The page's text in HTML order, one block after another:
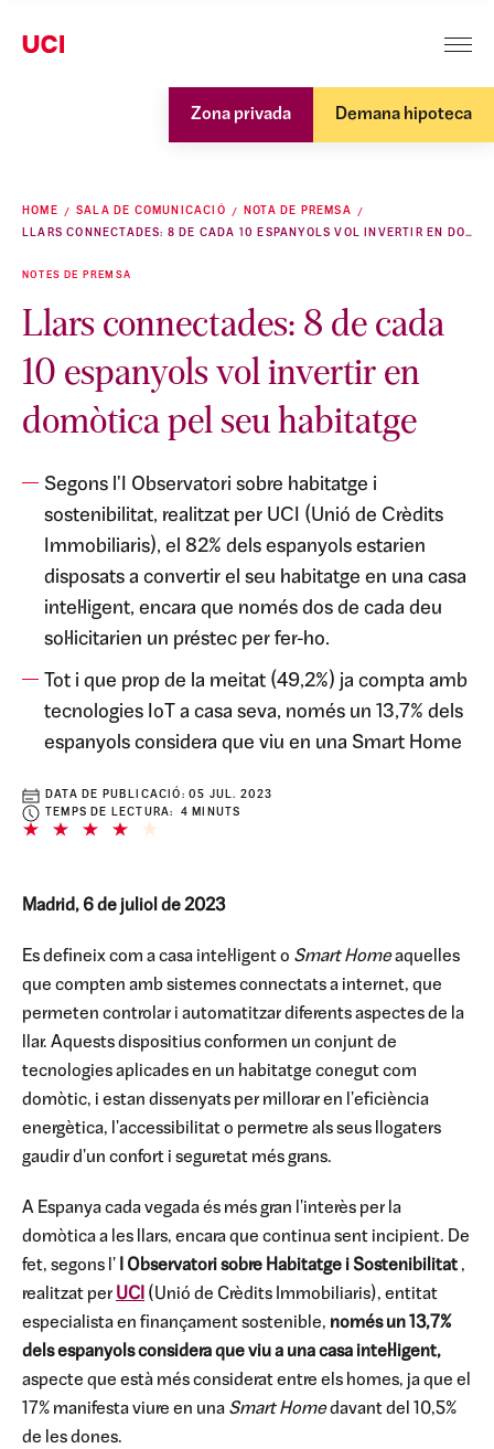
Zona privada Demana hipoteca
HOME SALA DE COMUNICACIÓ
NOTA DE PREMSA
LLARS CONNECTADES: 8 DE CADA 10 ESPANYOLS VOL INVERTIR EN DOMÒTICA PEL SEU HABITATGE
NOTES DE PREMSA
Llars connectades: 8 de cada
10 espanyols vol invertir en
domòtica pel seu habitatge
Segons l'I Observatori sobre habitatge i
sostenibilitat, realitzat per UCI (Unió de Crèdits
Immobiliaris), el 82% dels espanyols estarien
disposats a convertir el seu habitatge en una casa
intel·ligent, encara que només dos de cada deu
sol·licitarien un préstec per fer-ho.
Tot i que prop de la meitat (49,2%) ja compta amb
tecnologies IoT a casa seva, només un 13,7% dels
espanyols considera que viu en una Smart Home
DATA DE PUBLICACIÓ: 05 JUL. 2023
TEMPS DE LECTURA: 4 MINUTS
Madrid, 6 de juliol de 2023
Es defineix com a casa intel·ligent o Smart Homeaquelles
que compten amb sistemes connectats a internet, que
permeten controlar i automatitzar diferents aspectes de la
llar. Aquests dispositius conformen un conjunt de
tecnologies aplicades en un habitatge conegut com
domòtic, i estan dissenyats per millorar en l'eficiència
energètica, l'accessibilitat o permetre als seus llogaters
gaudir d'un confort i seguretat més grans.
A Espanya cada vegada és més gran l'interès per la
domòtica a les llars, encara que continua sent incipient. De
fet, segons l' I Observatori sobre Habitatge i Sostenibilitat ,
realitzat per UCI (Unió de Crèdits Immobiliaris), entitat
especialista en finançament sostenible, només un 13,7%
dels espanyols considera que viu a una casa intel·ligent,
aspecte que està més considerat entre els homes, ja que el
17% manifesta viure en una Smart Homedavant del 10,5%
de les dones.